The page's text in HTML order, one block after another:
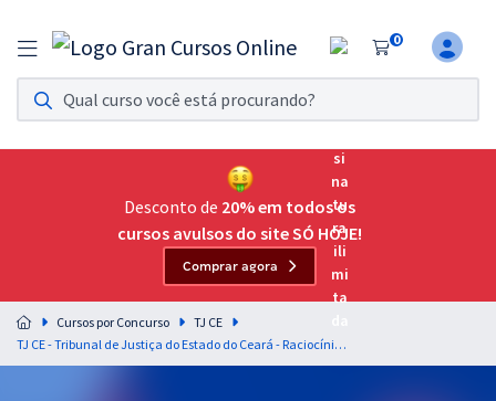
0
Assinatura Ilimitada 11
Acesso a todos os cursos. Teste grátis por 7 dias!
Assinatura OAB Até Passar
Acesso ilimitado a toda preparação para o Exame da
Residências Multiprofissionais
Preparação completa e intensiva para as principais
residências em saúde do Brasil
Desconto de 20% em todos os
cursos avulsos do site SÓ HOJE!
Comprar agora
Cursos por Concurso
TJ CE
TJ CE - Tribunal de Justiça do Estado do Ceará - Raciocínio Lógico-Matemático para o Cargo de Oficial de Justiça (Pós-Edital)